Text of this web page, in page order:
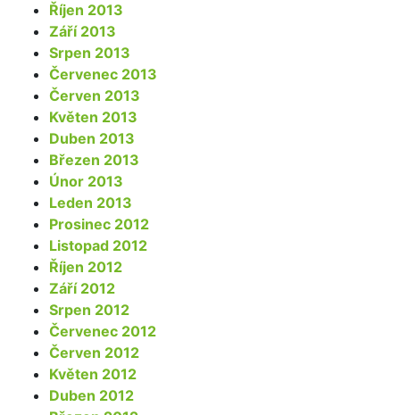
Říjen 2013
Září 2013
Srpen 2013
Červenec 2013
Červen 2013
Květen 2013
Duben 2013
Březen 2013
Únor 2013
Leden 2013
Prosinec 2012
Listopad 2012
Říjen 2012
Září 2012
Srpen 2012
Červenec 2012
Červen 2012
Květen 2012
Duben 2012